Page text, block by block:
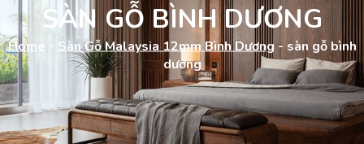
SÀN GỖ BÌNH DƯƠNG
Home - Sàn Gỗ Malaysia 12mm Bình Dương -sàn gỗ bình
dương